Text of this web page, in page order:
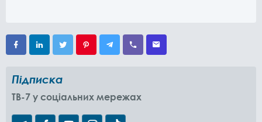
Підписка
TB-7 у соціальних мережах